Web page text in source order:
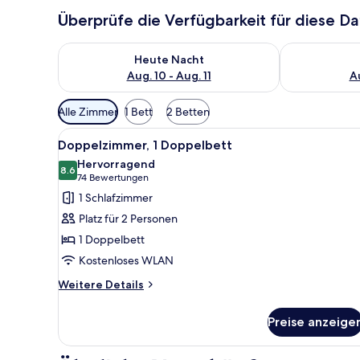
Überprüfe die Verfügbarkeit für diese
Heute Nacht
Aug. 10 - Aug. 11
Überprüfe die Verfügbarkeit für heute Nacht, Aug. 10
Überprüfe
Verfügbare
Filter
für
Zimmer
Alle Zimmer 1 Bett 2 Betten
Alle
Fotos
für
Doppelzimmer,
Doppelbett
anzeigen
Ein Badezimmer mit einem
9
Doppelzimmer, 1 Doppelbett
8.68.6 von 10
Hervorragend
74 Bewertungen
(74
Bewertungen)
1 Schlafzimmer
Platz für 2 Personen
1 Doppelbett
Kostenloses WLAN
Weitere Details
Weitere
1
Doppelbett
Preise